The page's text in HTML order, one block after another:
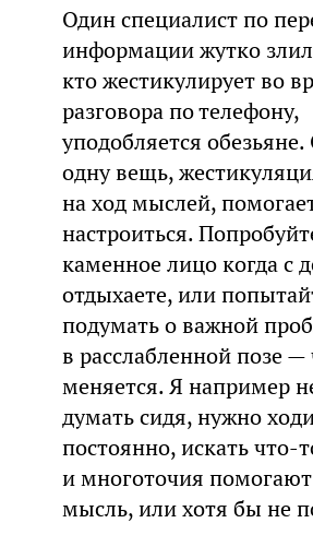
Один специалист по
информации жутко
кто жестикулирует во
разговора по телефону,
уподобляется
одну вещь,
на ход мыслей,
настроиться.
каменное лицо когда с
отдыхаете, или
подумать о важной
в расслабленной позе —
меняется. Я например
думать сидя, нужно
постоянно, искать что-
и многоточия
мысль, или хотя бы не